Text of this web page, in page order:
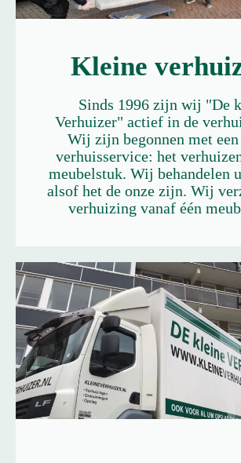
Kleine
Sinds 1996 zijn wij "De
Verhuizer" actief in de
Wij zijn begonnen met
verhuisservice: het
meubelstuk. Wij behandelen
alsof het de onze zijn. Wij
verhuizing vanaf één